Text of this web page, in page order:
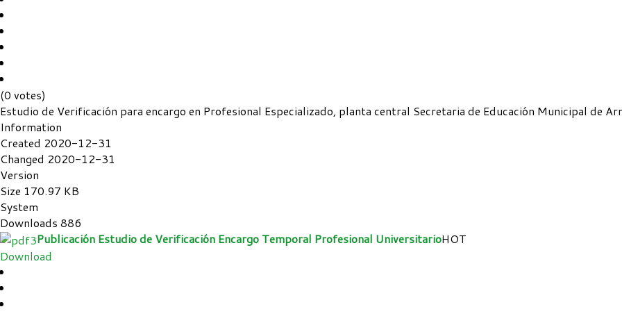
(0 votes)
Estudio de Verificación para encargo en Profesional Especializado, planta central Secretaria de Educación Municipal de
Information
Created 2020-12-31
Changed 2020-12-31
Version
Size 170.97 KB
System
Downloads 886
Publicación Estudio de Verificación Encargo Temporal Profesional UniversitarioHOT
Download